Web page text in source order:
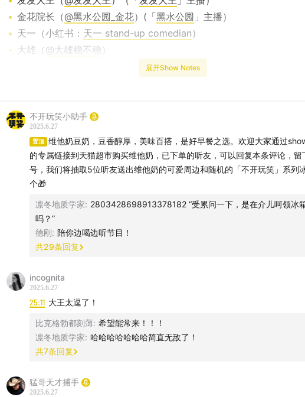
金花院长（@黑水公园_金花）(「黑水公园 」主播）
天一（小红书： 天一 stand-up comedian）
大雄（ @大雄稳不稳 ）
维他奶豆奶，美味百搭，是我们日常的好早餐之选。其原料来源于黄金
采用非转基因大豆，提供了优质的植物蛋白质；同时还做到了低饱和脂
固醇，既美味营养，又非常轻负担。「维他奶豆奶」还为大家提供了原
力、低糖、黑豆、果味系列等多种口味的选择，不同口味搭配不同早餐
同心情。现在点击【
位下单听友在评论区晒单，我们将抽取5位听友送出维他奶的可爱周边和
「不开玩笑」系列冰箱贴一个哦~
注：低饱和脂肪，0胆固醇数据来源于第三方检测报告。
展开Show Notes
不开玩笑小助手
2025.6.27
置顶
维他奶豆奶，豆香醇厚，美味百搭，是好早餐之选。欢迎大家通过
的专属链接到天猫超市购买维他奶，已下单的听友，可以回复本条评论，留
号，我们将抽取5位听友送出维他奶的可爱周边和随机的「不开玩笑」系列
个🎁
凛冬地质学家: 2803428698913378182 “受累问一下，是在介儿呵领冰
吗？”
德刚: 陪你边喝边听节目！
共29条回复
incognita
2025.6.27
25:11 大王太逗了！
比克格勃都刻薄: 希望能常来！！！
凛冬地质学家: 哈哈哈哈哈哈哈简直无敌了！
共7条回复
猛哥天才捕手
2025.6.27